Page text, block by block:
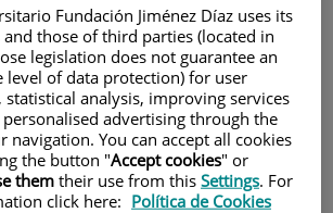
Fundación Jiménez Díaz uses its
those of third parties (located in
legislation does not guarantee an
level of data protection) for user
analysis, improving services
advertising through the
navigation. You can accept all cookies
the button "Accept cookies" or
them their use from this Settings. For
click here: Política de Cookies